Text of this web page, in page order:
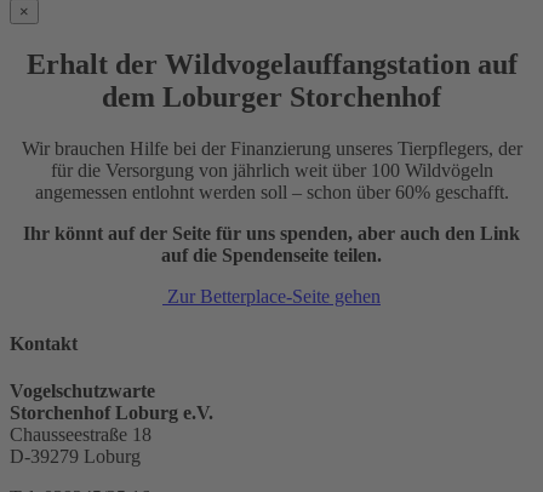
×
Erhalt der Wildvogelauffangstation auf
dem Loburger Storchenhof
Wir brauchen Hilfe bei der Finanzierung unseres Tierpflegers, der
für die Versorgung von jährlich weit über 100 Wildvögeln
angemessen entlohnt werden soll – schon über 60% geschafft.
Ihr könnt auf der Seite für uns spenden, aber auch den Link
auf die Spendenseite teilen.
Zur Betterplace-Seite gehen
Kontakt
Vogelschutzwarte
Storchenhof Loburg e.V.
Chausseestraße 18
D-39279 Loburg